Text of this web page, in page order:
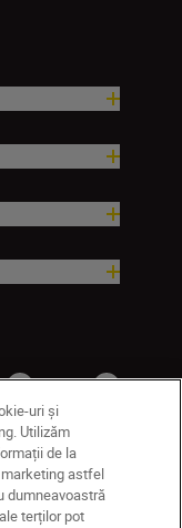
uri și
Utilizăm
de la
astfel
dumneavoastră
terților pot